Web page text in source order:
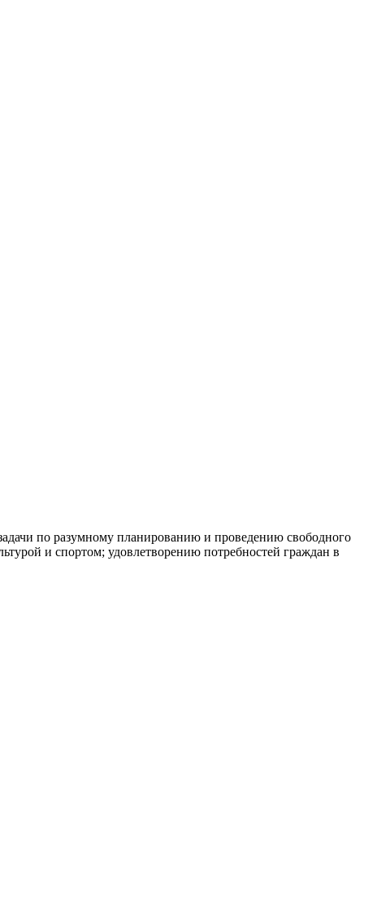
по разумному планированию и проведению свободного
и спортом; удовлетворению потребностей граждан в